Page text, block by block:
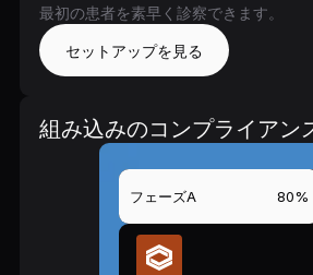
最初の患者を素早く診察できます。
セットアップを見る
組み込みのコンプライアン
フェーズA 80%